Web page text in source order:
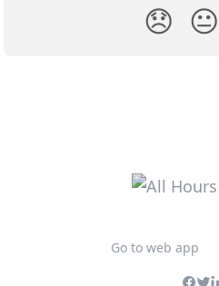
😞 😐
Go to web app